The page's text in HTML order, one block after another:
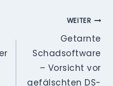
WEITER
Getarnte
Schadsoftware
– Vorsicht vor
gefälschten DS-